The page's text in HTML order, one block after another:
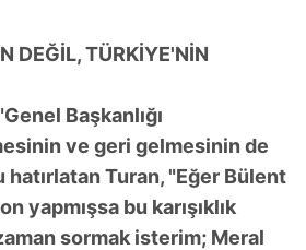
DEĞİL, TÜRKİYE'NİN
Başkanlığı
ve geri gelmesinin de
Turan, "Eğer Bülent
yapmışsa bu karışıklık
sormak isterim; Meral